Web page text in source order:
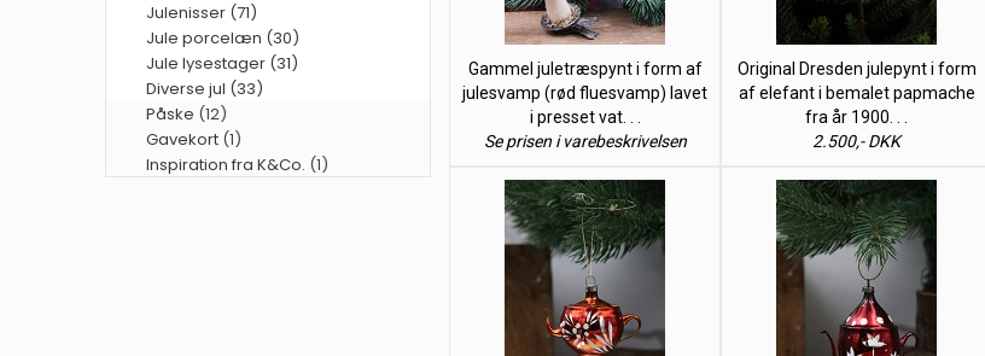
Gammel juletræspynt i form af
julesvamp (rød fluesvamp) lavet
i presset vat. . .
Se prisen i varebeskrivelsen
Original Dresden julepynt i form
af elefant i bemalet papmache
fra år 1900. . .
2.500,- DKK
Julenisser (71)
Jule porcelæn (30)
Jule lysestager (31)
Diverse jul (33)
Påske (12)
Gavekort (1)
Inspiration fra K&Co. (1)